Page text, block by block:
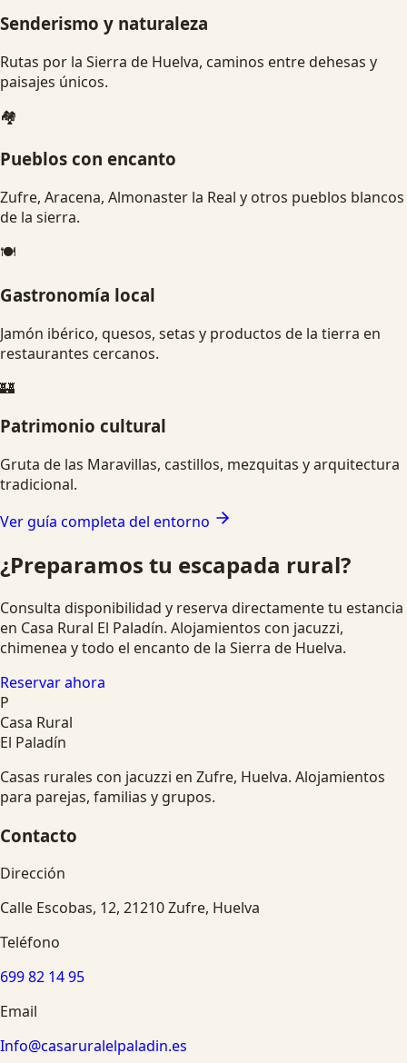
Senderismo y naturaleza
Rutas por la Sierra de Huelva, caminos entre dehesas y
paisajes únicos.
🏘️
Pueblos con encanto
Zufre, Aracena, Almonaster la Real y otros pueblos blancos
de la sierra.
🍽️
Gastronomía local
Jamón ibérico, quesos, setas y productos de la tierra en
restaurantes cercanos.
🏰
Patrimonio cultural
Gruta de las Maravillas, castillos, mezquitas y arquitectura
tradicional.
Ver guía completa del entorno
¿Preparamos tu escapada rural?
Consulta disponibilidad y reserva directamente tu estancia
en Casa Rural El Paladín. Alojamientos con jacuzzi,
chimenea y todo el encanto de la Sierra de Huelva.
Reservar ahora
P
Casa Rural
El Paladín
Casas rurales con jacuzzi en Zufre, Huelva. Alojamientos
para parejas, familias y grupos.
Contacto
Dirección
Calle Escobas, 12, 21210 Zufre, Huelva
Teléfono
699 82 14 95
Email
Info@casaruralelpaladin.es